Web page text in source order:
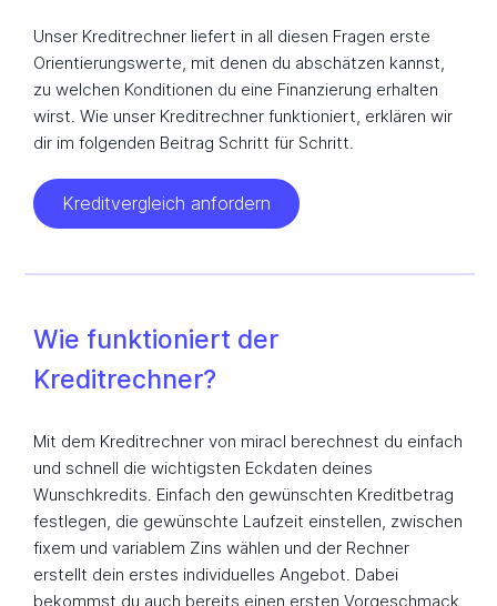
Unser Kreditrechner liefert in all diesen Fragen erste
Orientierungswerte, mit denen du abschätzen kannst,
zu welchen Konditionen du eine Finanzierung erhalten
wirst. Wie unser Kreditrechner funktioniert, erklären wir
dir im folgenden Beitrag Schritt für Schritt.
Kreditvergleich anfordern
Wie funktioniert der
Kreditrechner?
Mit dem Kreditrechner von miracl berechnest du einfach
und schnell die wichtigsten Eckdaten deines
Wunschkredits. Einfach den gewünschten Kreditbetrag
festlegen, die gewünschte Laufzeit einstellen, zwischen
fixem und variablem Zins wählen und der Rechner
erstellt dein erstes individuelles Angebot. Dabei
bekommst du auch bereits einen ersten Vorgeschmack